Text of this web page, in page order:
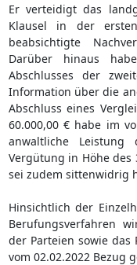
Er verteidigt das
Klausel in der
beabsichtigte
Darüber hinaus
Abschlusses der
Information über die
Abschluss eines
60.000,00 € habe im
anwaltliche Leistung
Vergütung in Höhe
sei zudem sittenwidrig
Hinsichtlich der
Berufungsverfahren
der Parteien sowie
vom 02.02.2022 Bezug